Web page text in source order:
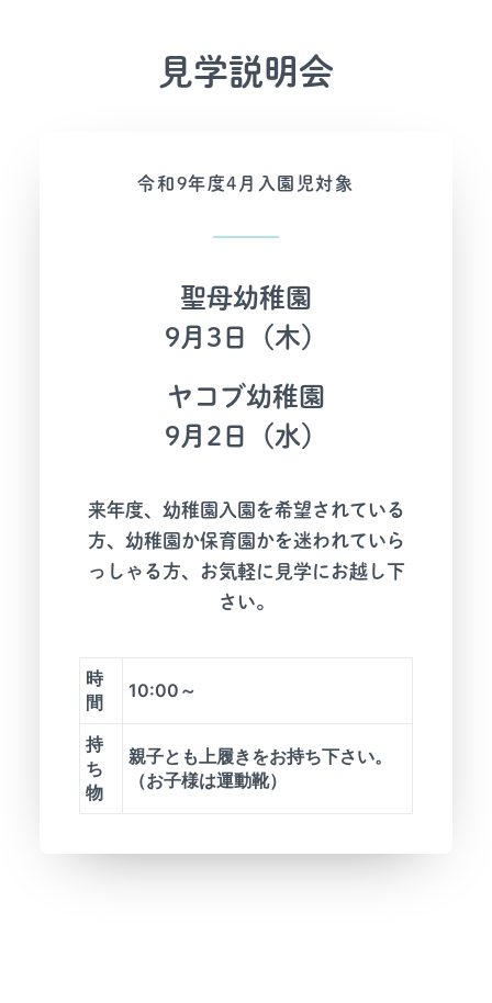
見学説明会
令和9年度4月入園児対象
聖母幼稚園
9月3日（木）
ヤコブ幼稚園
9月2日（水）
来年度、幼稚園入園を希望されている
方、幼稚園か保育園かを迷われていら
っしゃる方、お気軽に見学にお越し下
さい。
時
間
10:00～
持
ち
物
親子とも上履きをお持ち下さい。
（お子様は運動靴）